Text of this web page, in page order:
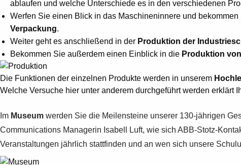
ablaufen und welche Unterschiede es in den verschiedenen
Werfen Sie einen Blick in das Maschineninnere und
Verpackung.
Weiter geht es anschließend in der Produktion der
Bekommen Sie außerdem einen Einblick in die Produktion
Die Funktionen der einzelnen Produkte werden in unserem
Welche Versuche hier unter anderem durchgeführt werden
Im Museum werden Sie die Meilensteine unserer 130-jährigen
Communications Managerin Isabell Luft, wie sich ABB-Stotz-
Veranstaltungen jährlich stattfinden und an wen sich unsere